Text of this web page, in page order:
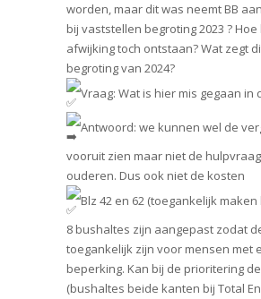
worden, maar dit was neemt BB
bij vaststellen begroting 2023 ?
afwijking toch ontstaan? Wat zegt
begroting van 2024?
Vraag: Wat is hier mis gegaan in
Antwoord: we kunnen wel de
vooruit zien maar niet de
ouderen. Dus ook niet de kosten
Blz 42 en 62 (toegankelijk
8 bushaltes zijn aangepast zodat
toegankelijk zijn voor mensen met
beperking. Kan bij de prioritering
(bushaltes beide kanten bij Total